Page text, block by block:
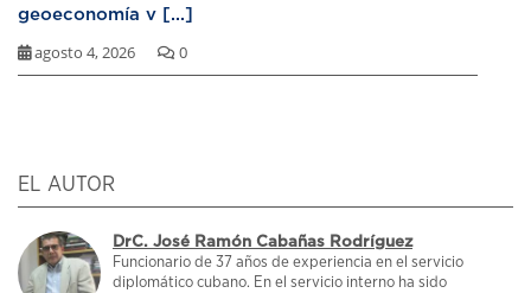
geoeconomía v [...]
agosto 4, 2026 0
EL AUTOR
DrC. José Ramón Cabañas Rodríguez
Funcionario de 37 años de experiencia en el servicio
diplomático cubano. En el servicio interno ha sido